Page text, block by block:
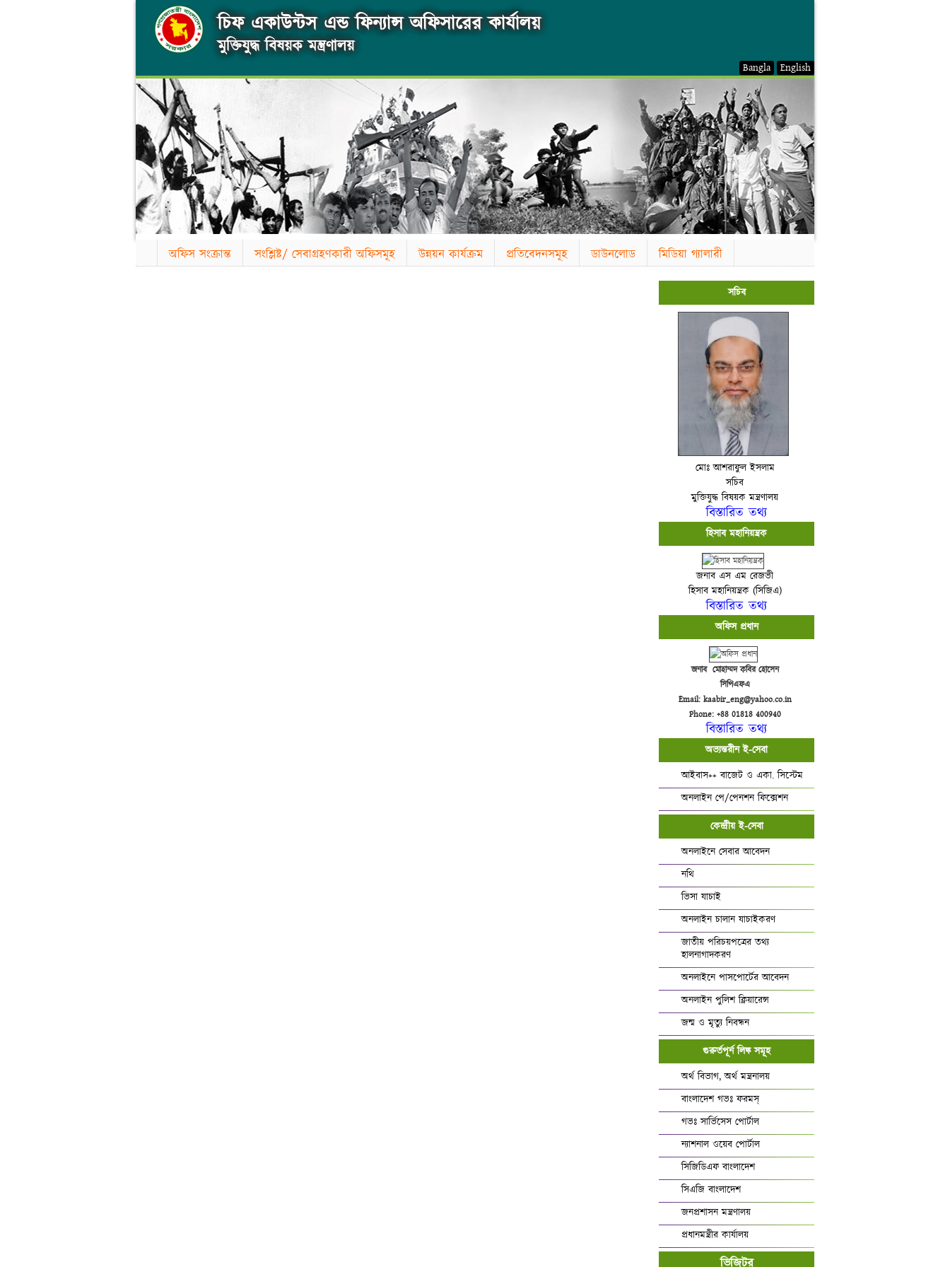
চিফ একাউন্টস এন্ড ফিন্যান্স অফিসারের কার্যালয়
মুক্তিযুদ্ধ বিষয়ক মন্ত্রণালয়
Bangla English
অফিস সংক্রান্ত সংশ্লিষ্ট/ সেবাগ্রহণকারী অফিসমূহ উন্নয়ন কার্যক্রম প্রতিবেদনসমূহ ডাউনলোড মিডিয়া গ্যালারী
সচিব
মোঃ আশরাফুল ইসলাম
সচিব
মুক্তিযুদ্ধ বিষয়ক মন্ত্রণালয়
বিস্তারিত তথ্য
হিসাব মহানিয়ন্ত্রক
জনাব এস এম রেজভী
হিসাব মহানিয়ন্ত্রক (সিজিএ)
বিস্তারিত তথ্য
অফিস প্রধান
জনাব মোহাম্মদ কবির হোসেন
সিপিএফএ
Email: kaabir_eng@yahoo.co.in
Phone: +88 01818 400940
বিস্তারিত তথ্য
অভ্যন্তরীন ই-সেবা
আইবাস++ বাজেট ও একা. সিস্টেম
অনলাইন পে/পেনশন ফিক্সেশন
কেন্দ্রীয় ই-সেবা
অনলাইনে সেবার আবেদন
নথি
ভিসা যাচাই
অনলাইন চালান যাচাইকরণ
জাতীয় পরিচয়পত্রের তথ্য
হালনাগাদকরণ
অনলাইনে পাসপোর্টের আবেদন
অনলাইন পুলিশ ক্লিয়ারেন্স
জন্ম ও মৃত্যু নিবন্ধন
গুরুর্তপূর্ন লিঙ্ক সমূহ
অর্থ বিভাগ, অর্থ মন্ত্রনালয়
বাংলাদেশ গভঃ ফরমস্‌
গভঃ সার্ভিসেস পোর্টাল
ন্যাশনাল ওয়েব পোর্টাল
সিজিডিএফ বাংলাদেশ
সিএজি বাংলাদেশ
জনপ্রশাসন মন্ত্রণালয়
প্রধানমন্ত্রীর কার্যালয়
ভিজিটর